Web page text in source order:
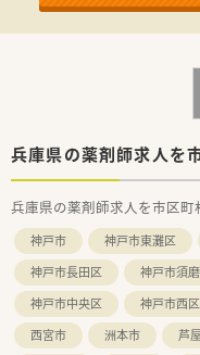
兵庫県の薬剤師求人を
兵庫県の薬剤師求人を市区町
神戸市 神戸市東灘区
神戸市長田区
神戸市須
神戸市中央区
神戸市西区
西宮市
洲本市 芦